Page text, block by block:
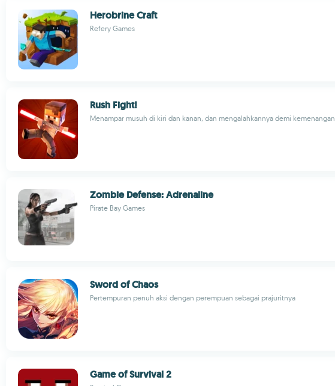
Herobrine Craft
Refery Games
Rush Fight!
Menampar musuh di kiri dan kanan, dan mengalahkannya demi kemenangan
Zombie Defense: Adrenaline
Pirate Bay Games
Sword of Chaos
Pertempuran penuh aksi dengan perempuan sebagai prajuritnya
Game of Survival 2